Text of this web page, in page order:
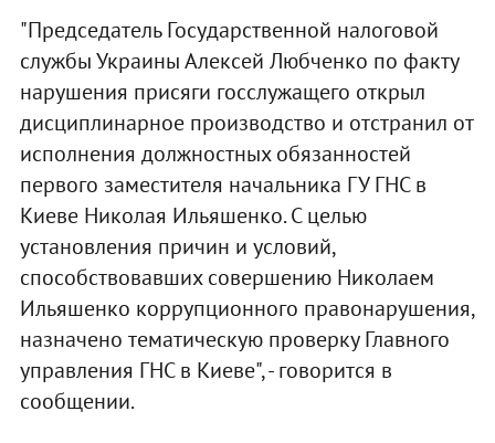
"Председатель Государственной налоговой
службы Украины Алексей Любченко по факту
нарушения присяги госслужащего открыл
дисциплинарное производство и отстранил от
исполнения должностных обязанностей
первого заместителя начальника ГУ ГНС в
Киеве Николая Ильяшенко. С целью
установления причин и условий,
способствовавших совершению Николаем
Ильяшенко коррупционного правонарушения,
назначено тематическую проверку Главного
управления ГНС в Киеве", - говорится в
сообщении.